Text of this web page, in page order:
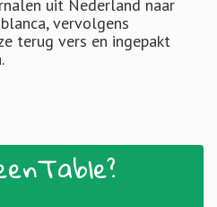
uit Nederland naar
vervolgens
terug vers en ingepakt